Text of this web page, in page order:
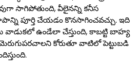
సాగిపోతుంది, వీలైనన్ని కనీస
పూర్తి చేయడం కొనసాగించవచ్చు. ఇది
ఉండేలా చేస్తుంది, కాబట్టి బాహ్య
కోరుతూ వాటిలో పెట్టుబడి